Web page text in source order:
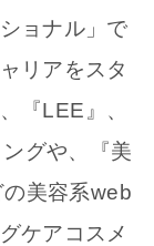
ョナル」で
リアをスタ
『LEE』、
グや、『美
美容系web
ケアコスメ